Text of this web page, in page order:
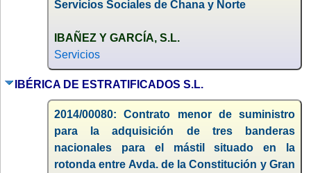
Servicios Sociales de Chana y Norte
IBAÑEZ Y GARCÍA, S.L.
Servicios
IBÉRICA DE ESTRATIFICADOS S.L.
2014/00080: Contrato menor de suministro
para la adquisición de tres banderas
nacionales para el mástil situado en la
rotonda entre Avda. de la Constitución y Gran